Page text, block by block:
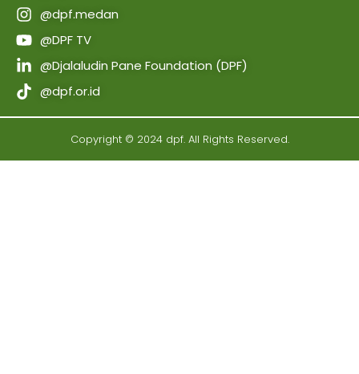
@dpf.medan
@DPF TV
@Djalaludin Pane Foundation (DPF)
@dpf.or.id
Copyright © 2024 dpf. All Rights Reserved.